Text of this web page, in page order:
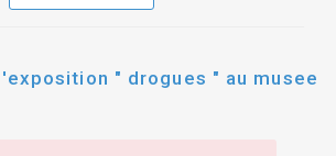
" drogues " au musee